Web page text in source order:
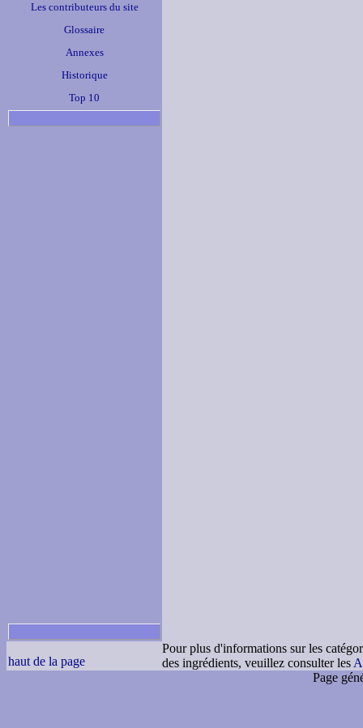
Les contributeurs du site
Glossaire
Annexes
Historique
Top 10
haut de la page
Pour plus d'informations sur les
des ingrédients, veuillez consulter les
Page